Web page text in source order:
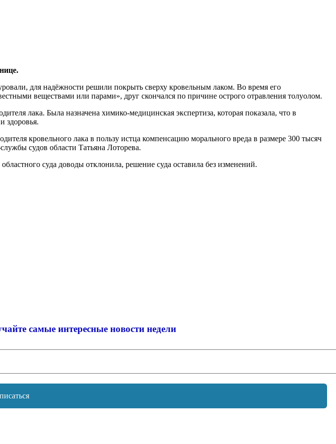
для надёжности решили покрыть сверху кровельным лаком. Во время его
веществами или парами», друг скончался по причине острого отравления толуолом.
лака. Была назначена химико-медицинская экспертиза, которая показала, что в
здоровья.
кровельного лака в пользу истца компенсацию морального вреда в размере 300 тысяч
судов области Татьяна Лоторева.
суда доводы отклонила, решение суда оставила без изменений.
самые интересные новости недели